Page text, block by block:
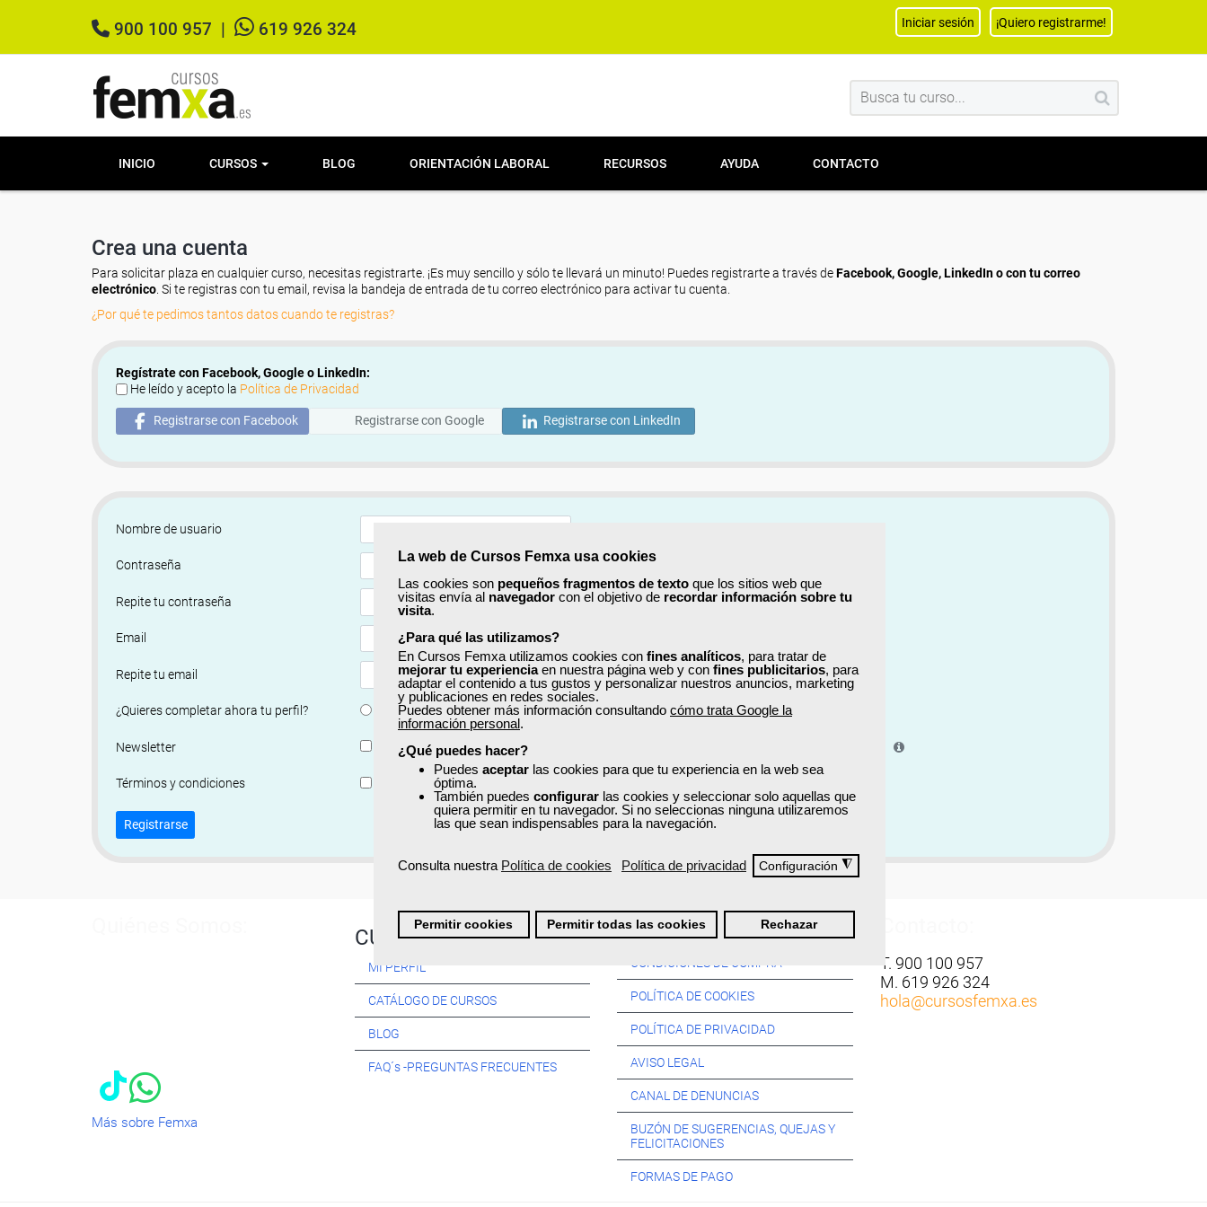
La web de Cursos Femxa usa cookies
Las cookies son pequeños fragmentos de texto que los sitios web que
visitas envía al navegador con el objetivo de recordar información sobre tu
visita.
¿Para qué las utilizamos?
En Cursos Femxa utilizamos cookies con fines analíticos, para tratar de
mejorar tu experienciaen nuestra página web y con fines publicitarios, para
adaptar el contenido a tus gustos y personalizar nuestros anuncios, marketing
y publicaciones en redes sociales.
Puedes obtener más información consultando cómo trata Google la
información personal.
¿Qué puedes hacer?
Puedes aceptar las cookies para que tu experiencia en la web sea
óptima.
También puedes configurar las cookies y seleccionar solo aquellas que
quiera permitir en tu navegador. Si no seleccionas ninguna utilizaremos
las que sean indispensables para la navegación.
Consulta nuestra Política de cookies Política de privacidad Configuración ◮
Permitir cookies Permitir todas las cookies Rechazar
900 100 957 619 926 324 Iniciar sesión ¡Quiero registrarme!
INICIO CURSOS BLOG ORIENTACIÓN LABORAL RECURSOS AYUDA CONTACTO
Crea una cuenta
Para solicitar plaza en cualquier curso, necesitas registrarte. ¡Es muy sencillo y sólo te llevará un minuto! Puedes registrarte a través deFacebook, Google, LinkedIn o con tu correo
electrónico . Si te registras con tu email, revisa la bandeja de entrada de tu correo electrónico para activar tu cuenta.
¿Por qué te pedimos tantos datos cuando te registras?
Regístrate con Facebook, Google o LinkedIn:
He leído y acepto la Política de Privacidad
Registrarse con Facebook Registrarse con Google Registrarse con LinkedIn
Nombre de usuario
Contraseña Mostrar
Repite tu contraseña Mostrar
Email
Repite tu email
¿Quieres completar ahora tu perfil? No, completaré mi perfil más adelante
Newsletter Si, quiero recibir información sobre cursos, ofertas exclusivas y recursos para el aprendizaje.
Términos y condiciones He leído y acepto la
Registrarse
Más sobre Femxa
CURSOS:
MI PERFIL
CATÁLOGO DE CURSOS
BLOG
FAQ´s -PREGUNTAS FRECUENTES
Información:
CONDICIONES DE COMPRA
POLÍTICA DE COOKIES
POLÍTICA DE PRIVACIDAD
AVISO LEGAL
CANAL DE DENUNCIAS
BUZÓN DE SUGERENCIAS, QUEJAS Y
FELICITACIONES
FORMAS DE PAGO
T. 900 100 957
M. 619 926 324
hola@cursosfemxa.es